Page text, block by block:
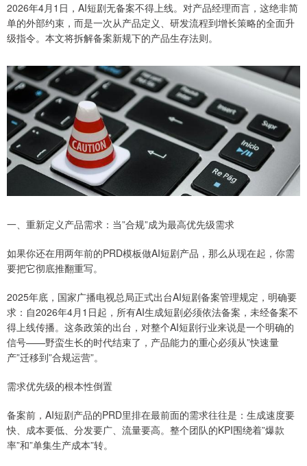
2026年4月1日，AI短剧无备案不得上线。对产品经理而言，这绝非简
单的外部约束，而是一次从产品定义、研发流程到增长策略的全面升
级指令。本文将拆解备案新规下的产品生存法则。
一、重新定义产品需求：当”合规”成为最高优先级需求
如果你还在用两年前的PRD模板做AI短剧产品，那么从现在起，你需
要把它彻底推翻重写。
2025年底，国家广播电视总局正式出台AI短剧备案管理规定，明确要
求：自2026年4月1日起，所有AI生成短剧必须依法备案，未经备案不
得上线传播。这条政策的出台，对整个AI短剧行业来说是一个明确的
信号——野蛮生长的时代结束了，产品能力的重心必须从”快速量
产”迁移到”合规运营”。
需求优先级的根本性倒置
备案前，AI短剧产品的PRD里排在最前面的需求往往是：生成速度要
快、成本要低、分发要广、流量要高。整个团队的KPI围绕着”爆款
率”和”单集生产成本”转。